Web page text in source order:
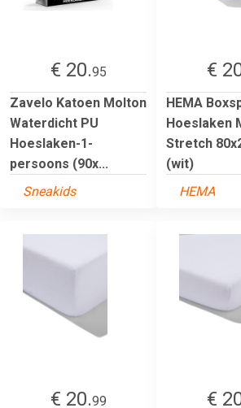
€ 20.95
Zavelo Katoen Molton
Waterdicht PU
Hoeslaken-1-
persoons (90x...
Sneakids
€
HEMA
Hoeslaken
Stretch
(wit)
HEMA
€ 20.99 €